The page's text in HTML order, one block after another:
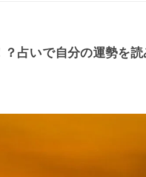
占いで自分の運勢を読